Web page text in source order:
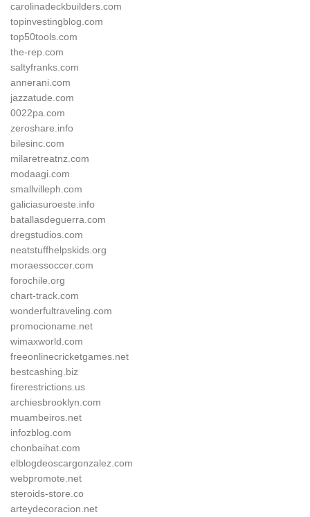
carolinadeckbuilders.com
topinvestingblog.com
top50tools.com
the-rep.com
saltyfranks.com
annerani.com
jazzatude.com
0022pa.com
zeroshare.info
bilesinc.com
milaretreatnz.com
modaagi.com
smallvilleph.com
galiciasuroeste.info
batallasdeguerra.com
dregstudios.com
neatstuffhelpskids.org
moraessoccer.com
forochile.org
chart-track.com
wonderfultraveling.com
promocioname.net
wimaxworld.com
freeonlinecricketgames.net
bestcashing.biz
firerestrictions.us
archiesbrooklyn.com
muambeiros.net
infozblog.com
chonbaihat.com
elblogdeoscargonzalez.com
webpromote.net
steroids-store.co
arteydecoracion.net